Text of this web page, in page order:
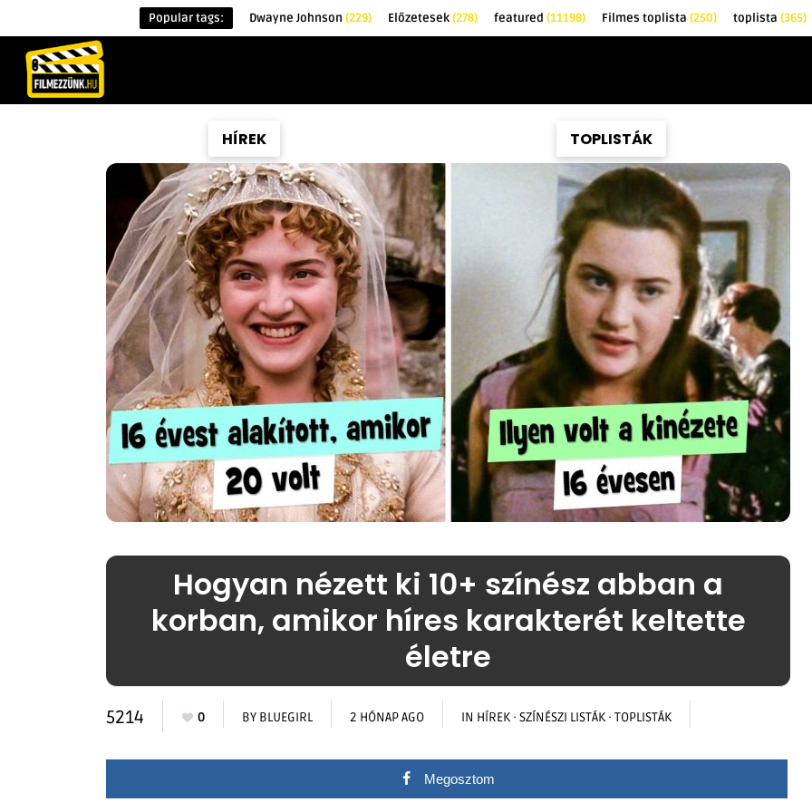
Popular tags: Dwayne Johnson (229) Előzetesek(278) featured (11198) Filmes toplista (250) toplista (365)
HÍREK TOPLISTÁK
Hogyan nézett ki 10+ színész abban a
korban, amikor híres karakterét keltette
életre
5214 0 BY BLUEGIRL 2 HÓNAP AGO IN HÍREK · SZÍNÉSZI LISTÁK · TOPLISTÁK
Megosztom